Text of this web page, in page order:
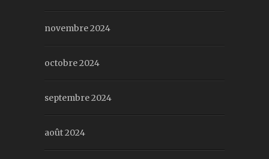
novembre 2024
octobre 2024
septembre 2024
août 2024